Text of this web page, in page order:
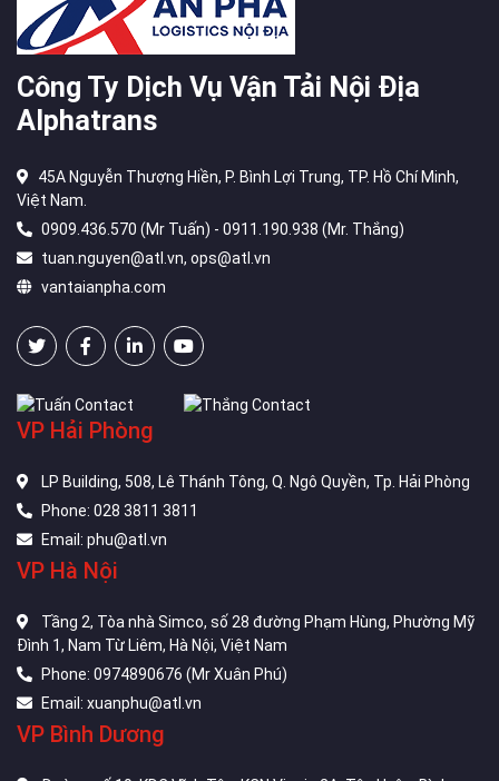
Công Ty Dịch Vụ Vận Tải Nội Địa
Alphatrans
45A Nguyễn Thượng Hiền, P. Bình Lợi Trung, TP. Hồ Chí Minh,
Việt Nam.
0909.436.570 (Mr Tuấn) - 0911.190.938 (Mr. Thắng)
tuan.nguyen@atl.vn, ops@atl.vn
vantaianpha.com
VP Hải Phòng
LP Building, 508, Lê Thánh Tông, Q. Ngô Quyền, Tp. Hải Phòng
Phone: 028 3811 3811
Email: phu@atl.vn
VP Hà Nội
Tầng 2, Tòa nhà Simco, số 28 đường Phạm Hùng, Phường Mỹ
Đình 1, Nam Từ Liêm, Hà Nội, Việt Nam
Phone: 0974890676 (Mr Xuân Phú)
Email: xuanphu@atl.vn
VP Bình Dương